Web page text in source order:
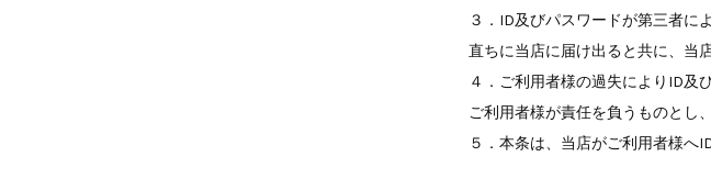
３．ID及びパスワードが第三者に
直ちに当店に届け出ると共に、当
４．ご利用者様の過失によりID及
ご利用者様が責任を負うものとし
５．本条は、当店がご利用者様へ